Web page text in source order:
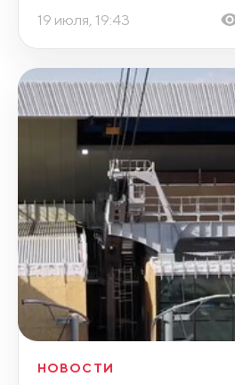
19 июля, 19:43
НОВОСТИ